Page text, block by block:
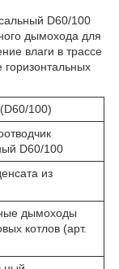
D60/100
дымохода для
влаги в трассе
100)
D60/100
из
дымоходы
котлов (арт.